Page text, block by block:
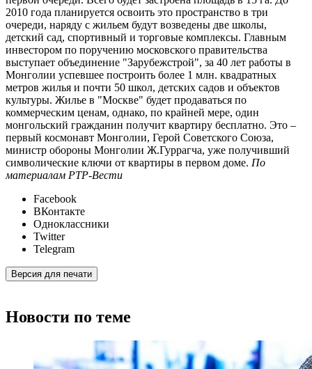
2010 года планируется освоить это пространство в три
очереди, наряду с жильем будут возведены две школы,
детский сад, спортивный и торговые комплексы. Главным
инвестором по поручению московского правительства
выступает объединение "Зарубежстрой", за 40 лет работы в
Монголии успевшее построить более 1 млн. квадратных
метров жилья и почти 50 школ, детских садов и объектов
культуры. Жилье в "Москве" будет продаваться по
коммерческим ценам, однако, по крайней мере, один
монгольский гражданин получит квартиру бесплатно. Это –
первый космонавт Монголии, Герой Советского Союза,
министр обороны Монголии Ж.Гуррагча, уже получивший
символические ключи от квартиры в первом доме. По
материалам РТР-Вести
Facebook
ВКонтакте
Одноклассники
Twitter
Telegram
Версия для печати
Новости по теме